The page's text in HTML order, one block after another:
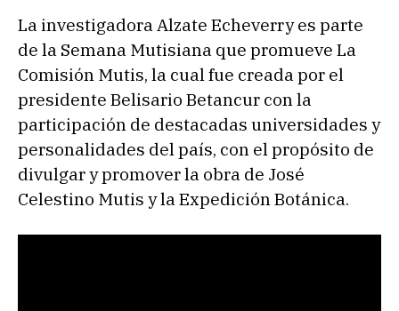
La investigadora Alzate Echeverry es parte
de la Semana Mutisiana que promueve La
Comisión Mutis, la cual fue creada por el
presidente Belisario Betancur con la
participación de destacadas universidades y
personalidades del país, con el propósito de
divulgar y promover la obra de José
Celestino Mutis y la Expedición Botánica.